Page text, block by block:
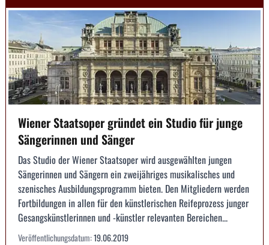
Wiener Staatsoper gründet ein Studio für junge
Sängerinnen und Sänger
Das Studio der Wiener Staatsoper wird ausgewählten jungen
Sängerinnen und Sängern ein zweijähriges musikalisches und
szenisches Ausbildungsprogramm bieten. Den Mitgliedern werden
Fortbildungen in allen für den künstlerischen Reifeprozess junger
Gesangskünstlerinnen und -künstler relevanten Bereichen...
Veröffentlichungsdatum:19.06.2019